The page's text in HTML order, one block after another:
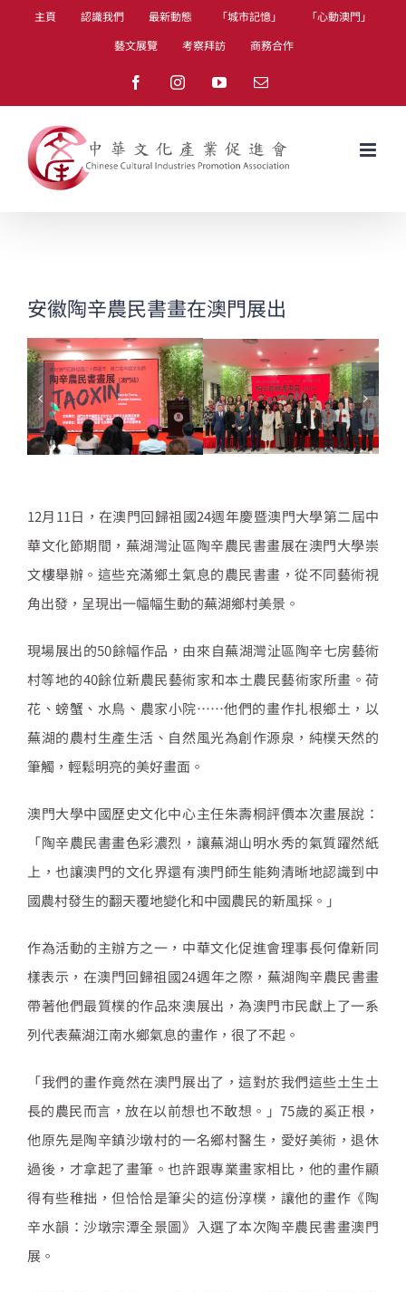
主頁 認識我們 最新動態 「城市記憶」
「心動澳門」
藝文展覽
考察拜訪 商務合作
FacebookInstagramYouTubeEmail
安徽陶辛農民書畫在澳門展出
12月11日，在澳門回歸祖國24週年慶暨澳門大學第二屆中
華文化節期間，蕪湖灣沚區陶辛農民書畫展在澳門大學崇
文樓舉辦。這些充滿鄉土氣息的農民書畫，從不同藝術視
角出發，呈現出一幅幅生動的蕪湖鄉村美景。
現場展出的50餘幅作品，由來自蕪湖灣沚區陶辛七房藝術
村等地的40餘位新農民藝術家和本土農民藝術家所畫。荷
花、螃蟹、水鳥、農家小院……他們的畫作扎根鄉土，以
蕪湖的農村生產生活、自然風光為創作源泉，純樸天然的
筆觸，輕鬆明亮的美好畫面。
澳門大學中國歷史文化中心主任朱壽桐評價本次畫展說：
「陶辛農民書畫色彩濃烈，讓蕪湖山明水秀的氣質躍然紙
上，也讓澳門的文化界還有澳門師生能夠清晰地認識到中
國農村發生的翻天覆地變化和中國農民的新風採。」
作為活動的主辦方之一，中華文化促進會理事長何偉新同
樣表示，在澳門回歸祖國24週年之際，蕪湖陶辛農民書畫
帶著他們最質樸的作品來澳展出，為澳門市民獻上了一系
列代表蕪湖江南水鄉氣息的畫作，很了不起。
「我們的畫作竟然在澳門展出了，這對於我們這些土生土
長的農民而言，放在以前想也不敢想。」75歲的奚正根，
他原先是陶辛鎮沙墩村的一名鄉村醫生，愛好美術，退休
過後，才拿起了畫筆。也許跟專業畫家相比，他的畫作顯
得有些稚拙，但恰恰是筆尖的這份淳樸，讓他的畫作《陶
辛水韻：沙墩宗潭全景圖》入選了本次陶辛農民書畫澳門
展。